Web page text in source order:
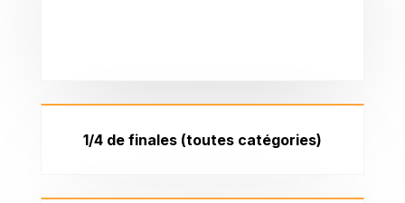
1/4 de finales (toutes catégories)